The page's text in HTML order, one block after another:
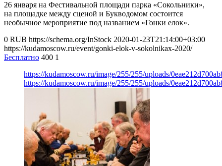
26 января на Фестивальной площади парка «Сокольники»,
на площадке между сценой и Букводомом состоится
необычное мероприятие под названием «Гонки елок».
0 RUB https://schema.org/InStock 2020-01-23T21:14:00+03:00
https://kudamoscow.ru/event/gonki-elok-v-sokolnikax-2020/
Бесплатно 400 1
https://kudamoscow.ru/image/255/255/uploads/
https://kudamoscow.ru/image/255/255/uploads/